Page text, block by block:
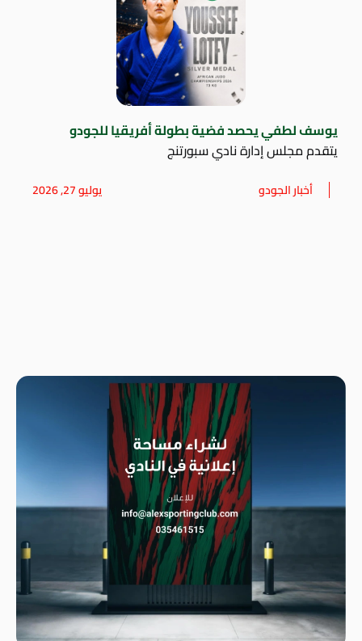
يوسف لطفي يحصد فضية بطولة أفريقيا للجودو
يتقدم مجلس إدارة نادي سبورتنج
أخبار الجودو يوليو 27, 2026